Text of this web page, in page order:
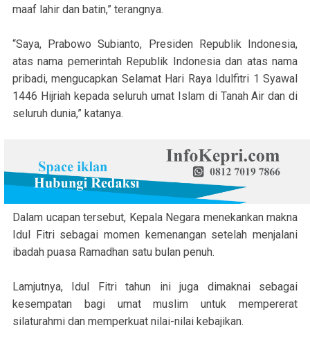
maaf lahir dan batin,” terangnya.
“Saya, Prabowo Subianto, Presiden Republik Indonesia,
atas nama pemerintah Republik Indonesia dan atas nama
pribadi, mengucapkan Selamat Hari Raya Idulfitri 1 Syawal
1446 Hijriah kepada seluruh umat Islam di Tanah Air dan di
seluruh dunia,” katanya.
Dalam ucapan tersebut, Kepala Negara menekankan makna
Idul Fitri sebagai momen kemenangan setelah menjalani
ibadah puasa Ramadhan satu bulan penuh.
Lamjutnya, Idul Fitri tahun ini juga dimaknai sebagai
kesempatan bagi umat muslim untuk mempererat
silaturahmi dan memperkuat nilai-nilai kebajikan.